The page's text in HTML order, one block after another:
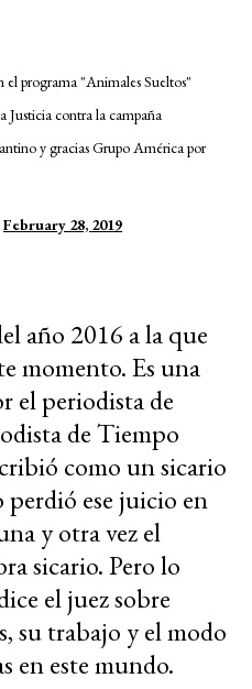
programa "Animales Sueltos"
Justicia contra la campaña
y gracias Grupo América por
February 28, 2019
año 2016 a la que
momento. Es una
el periodista de
de Tiempo
como un sicario
perdió ese juicio en
y otra vez el
sicario. Pero lo
el juez sobre
su trabajo y el modo
en este mundo.